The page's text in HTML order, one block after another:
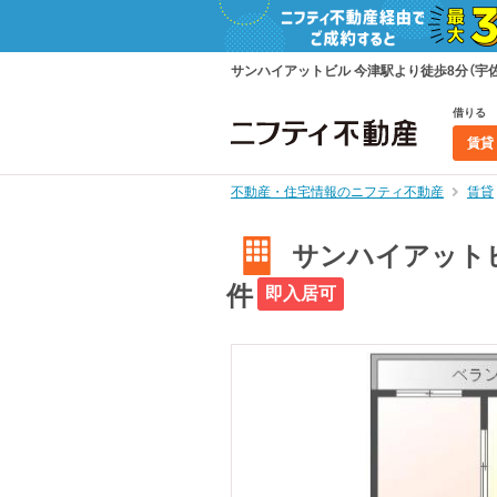
サンハイアットビル 今津駅より徒歩8分（宇
借りる
賃貸
不動産・住宅情報のニフティ不動産 賃貸
サンハイアット
件
即入居可